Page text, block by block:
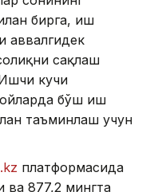
бирга, иш
аввалгидек
сақлаш
кучи
бўш иш
таъминлаш учун
платформасида
877,2 мингта